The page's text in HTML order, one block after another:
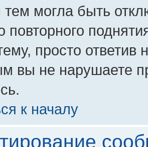
тем могла быть
повторного
просто ответив
вы не нарушаете
к началу